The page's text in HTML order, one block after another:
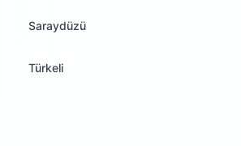
Saraydüzü
Türkeli